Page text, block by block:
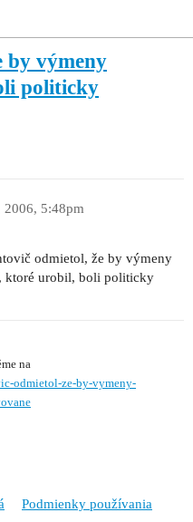
by výmeny
politicky
2006, 5:48pm
odmietol, že by výmeny
ktoré urobil, boli politicky
na
odmietol-ze-by-vymeny-
Podmienky používania